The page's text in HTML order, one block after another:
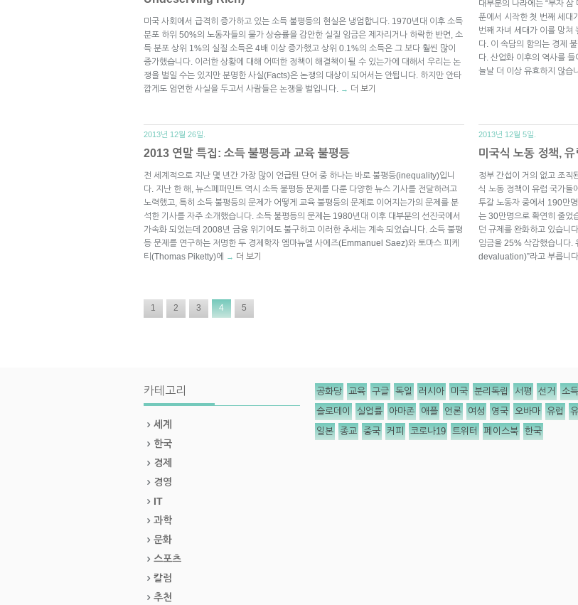
미국 사회에서 급격히 증가하고 있는 소득 불평등의 현실은 냉엄합니다. 1970년대 이후 소득
분포 하위 50%의 노동자들의 물가 상승률을 감안한 실질 임금은 제자리거나 하락한 반면, 소
득 분포 상위 1%의 실질 소득은 4배 이상 증가했고 상위 0.1%의 소득은 그 보다 훨씬 많이
증가했습니다. 이러한 상황에 대해 어떠한 정책이 해결책이 될 수 있는가에 대해서 우리는 논
쟁을 벌일 수는 있지만 분명한 사실(Facts)은 논쟁의 대상이 되어서는 안됩니다. 하지만 안타
깝게도 엄연한 사실을 두고서 사람들은 논쟁을 벌입니다. → 더 보기
대부분의 나라에는 “부자
푼에서 시작한 첫 번째 세대
번째 자녀 세대가 이를 망쳐
다. 이 속담의 함의는 경제
다. 산업화 이후의 역사를
늘날 더 이상 유효하지 않습
2013년 12월 26일.
2013 연말 특집: 소득 불평등과 교육 불평등
전 세계적으로 지난 몇 년간 가장 많이 언급된 단어 중 하나는 바로 불평등(inequality)입니
다. 지난 한 해, 뉴스페퍼민트 역시 소득 불평등 문제를 다룬 다양한 뉴스 기사를 전달하려고
노력했고, 특히 소득 불평등의 문제가 어떻게 교육 불평등의 문제로 이어지는가의 문제를 분
석한 기사를 자주 소개했습니다. 소득 불평등의 문제는 1980년대 이후 대부분의 선진국에서
가속화 되었는데 2008년 금융 위기에도 불구하고 이러한 추세는 계속 되었습니다. 소득 불평
등 문제를 연구하는 저명한 두 경제학자 엠마뉴엘 사에즈(Emmanuel Saez)와 토마스 피케
티(Thomas Piketty)에
→ 더 보기
2013년 12월 5일.
미국식 노동 정책,
정부 간섭이 거의 없고 조직
식 노동 정책이 유럽 국가들
투갈 노동자 중에서 190만
는 30만명으로 확연히 줄었
던 규제를 완화하고 있습니
임금을 25% 삭감했습니다.
devaluation)”라고 부릅니
1 2 3 4 5
카테고리
세계
한국
경제
경영
IT
과학
문화
스포츠
칼럼
추천
공화당 교육 구글 독일 러시아 미국 분리독립 서평 선거 소
슬로데이 실업률 아마존 애플 언론 여성 영국 오바마 유럽
일본 종교 중국 커피 코로나19 트위터 페이스북 한국